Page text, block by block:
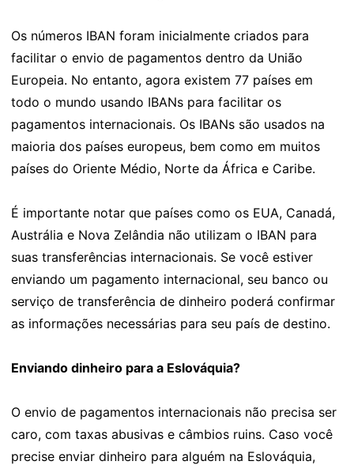
Os números IBAN foram inicialmente criados para
facilitar o envio de pagamentos dentro da União
Europeia. No entanto, agora existem 77 países em
todo o mundo usando IBANs para facilitar os
pagamentos internacionais. Os IBANs são usados na
maioria dos países europeus, bem como em muitos
países do Oriente Médio, Norte da África e Caribe.
É importante notar que países como os EUA, Canadá,
Austrália e Nova Zelândia não utilizam o IBAN para
suas transferências internacionais. Se você estiver
enviando um pagamento internacional, seu banco ou
serviço de transferência de dinheiro poderá confirmar
as informações necessárias para seu país de destino.
Enviando dinheiro para a Eslováquia?
O envio de pagamentos internacionais não precisa ser
caro, com taxas abusivas e câmbios ruins. Caso você
precise enviar dinheiro para alguém na Eslováquia,